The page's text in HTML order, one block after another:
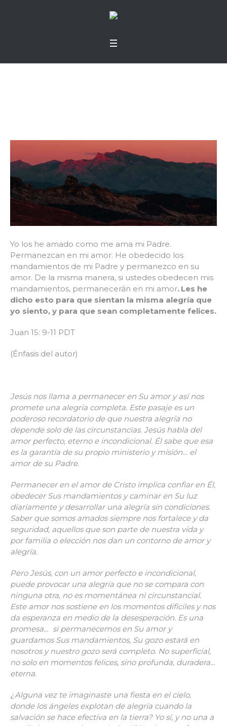
Yo los he amado como me ama mi Padre.
Permanezcan en mi amor. He obedecido los
mandamientos de mi Padre y permanezco en su
amor. De la misma manera, si ustedes obedecen mis
mandamientos, permanecerán en mi amor. Les he
dicho esto para que sientan la misma alegría que
yo siento, y para que sean completamente felices.
Juan 15: 9-11 PDT
(Énfasis del autor)
Jesús nos llama a permanecer en Su amor y así nos
promete una alegría completa. Este pasaje es un
poderoso recordatorio de que nuestra alegría no
depende solo de las circunstancias. Jesús habla del
amor perfecto, eterno e incondicional. Él sabe que esa
es la garantía de su propio ministerio y misión… el
amor de su Padre.
Permanecer en el amor de Cristo implica confiar en Él,
obedecer Sus mandamientos y caminar en Su luz
diariamente y desarrollar una alegría sin condiciones.
Saber que somos amados siempre nos fortalece y da
seguridad, aquellos que son parte de nuestra vida y
por familia o elección nos dan un contorno de amor y
alegría.
Pero Jesús, con un amor perfecto e incondicional,
puede provocar una alegría que no se compara con
ninguna otra, no es momentánea ni circunstancial.
Este amor nos sostiene en los momentos difíciles y nos
da esperanza en medio de la desesperación. Es una
promesa… si permanecemos en Su amor y
guardamos Sus mandamientos, Su gozo estará en
nosotros y nuestro gozo será completo. No superficial,
no solo en momentos felices, sino profunda, duradera…
eterna.
¿Alguna vez te imaginaste una fiesta en el cielo,
donde los ángeles explotan de alegría cuando la
salvación se hace efectiva en la tierra? Yo sí, y no una a